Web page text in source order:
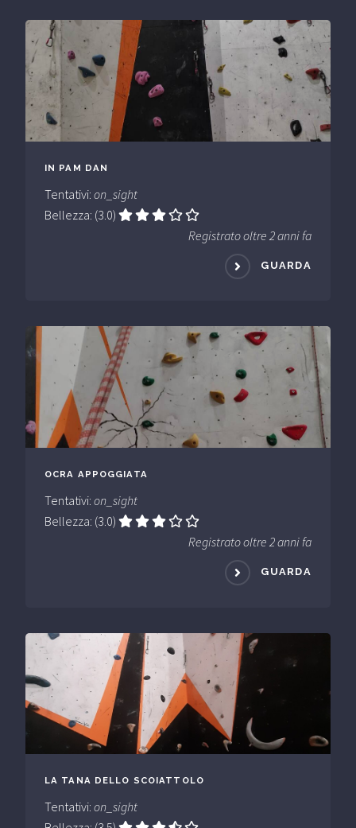
IN PAM DAN
Tentativi: on_sight
Bellezza: (3.0)
Registrato oltre 2 anni fa
GUARDA
OCRA APPOGGIATA
Tentativi: on_sight
Bellezza: (3.0)
Registrato oltre 2 anni fa
GUARDA
LA TANA DELLO SCOIATTOLO
Tentativi: on_sight